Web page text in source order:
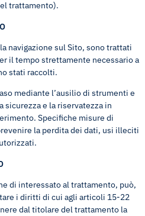
trattamento).
navigazione sul Sito, sono trattati
il tempo strettamente necessario a
stati raccolti.
mediante l’ausilio di strumenti e
sicurezza e la riservatezza in
Specifiche misure di
la perdita dei dati, usi illeciti
di interessato al trattamento, può,
i diritti di cui agli articoli 15-22
dal titolare del trattamento la